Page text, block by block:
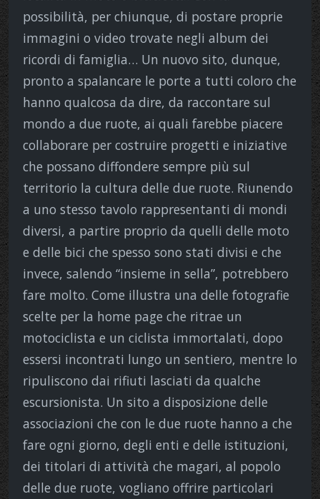
possibilità, per chiunque, di postare proprie
immagini o video trovate negli album dei
ricordi di famiglia… Un nuovo sito, dunque,
pronto a spalancare le porte a tutti coloro che
hanno qualcosa da dire, da raccontare sul
mondo a due ruote, ai quali farebbe piacere
collaborare per costruire progetti e iniziative
che possano diffondere sempre più sul
territorio la cultura delle due ruote. Riunendo
a uno stesso tavolo rappresentanti di mondi
diversi, a partire proprio da quelli delle moto
e delle bici che spesso sono stati divisi e che
invece, salendo “insieme in sella”, potrebbero
fare molto. Come illustra una delle fotografie
scelte per la home page che ritrae un
motociclista e un ciclista immortalati, dopo
essersi incontrati lungo un sentiero, mentre lo
ripuliscono dai rifiuti lasciati da qualche
escursionista. Un sito a disposizione delle
associazioni che con le due ruote hanno a che
fare ogni giorno, degli enti e delle istituzioni,
dei titolari di attività che magari, al popolo
delle due ruote, vogliano offrire particolari